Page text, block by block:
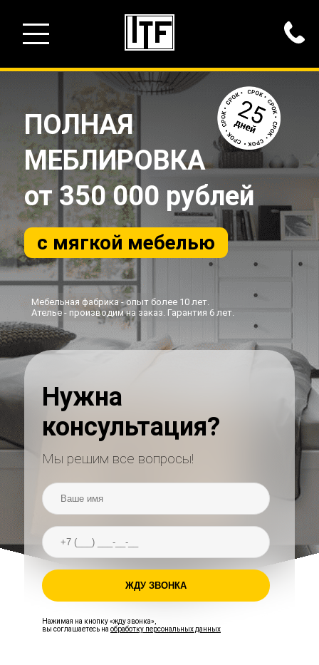
ПОЛНАЯ
МЕБЛИРОВКА
от 350 000 рублей
с мягкой мебелью
Мебельная фабрика - опыт более 10 лет.
Ателье - производим на заказ. Гарантия 6 лет.
Нужна
консультация?
Мы решим все вопросы!
ЖДУ ЗВОНКА
Нажимая на кнопку «жду звонка»,
вы соглашаетесь на обработку персональных данных